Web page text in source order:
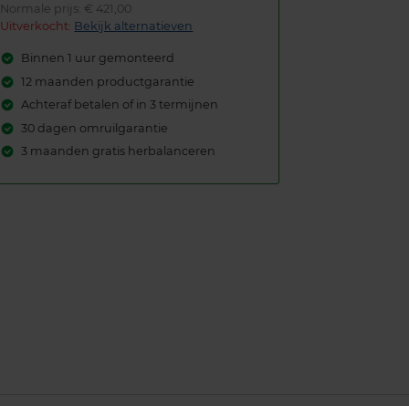
Normale prijs: € 421,00
Uitverkocht: Bekijk alternatieven
Binnen 1 uur gemonteerd
12 maanden productgarantie
Achteraf betalen of in 3 termijnen
30 dagen omruilgarantie
3 maanden gratis herbalanceren